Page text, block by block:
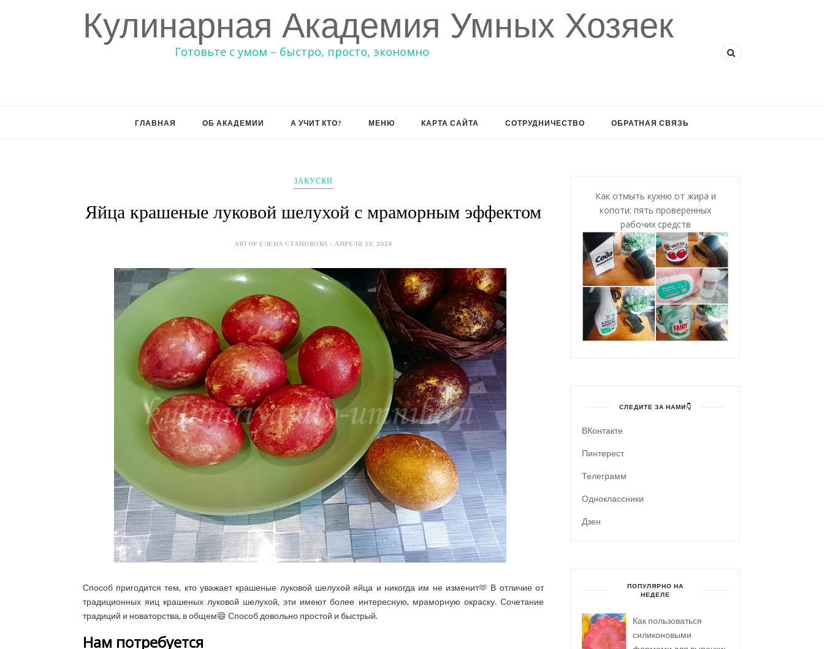
Кулинарная Академия Умных Хозяек
Готовьте с умом – быстро, просто, экономно
ГЛАВНАЯ ОБ АКАДЕМИИ А УЧИТ КТО? МЕНЮ КАРТА САЙТА СОТРУДНИЧЕСТВО ОБРАТНАЯ СВЯЗЬ
ЗАКУСКИ
Яйца крашеные луковой шелухой с мраморным эффектом
АВТОР ЕЛЕНА СТАНОВОВА - АПРЕЛЯ 20, 2024
Способ пригодится тем, кто уважает крашеные луковой шелухой яйца и никогда им не изменит🫶 В отличие от
традиционных яиц крашеных луковой шелухой, эти имеют более интересную, мраморную окраску. Сочетание
традиций и новаторства, в общем😄 Способ довольно простой и быстрый.
Нам потребуется
Как отмыть кухню от жира и
копоти: пять проверенных
рабочих средств
СЛЕДИТЕ ЗА НАМИ👇
ВКонтакте
Пинтерест
Телеграмм
Одноклассники
Дзен
ПОПУЛЯРНО НА
НЕДЕЛЕ
Как пользоваться
силиконовыми